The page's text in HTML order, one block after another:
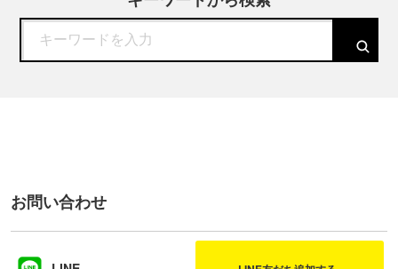
お問い合わせ